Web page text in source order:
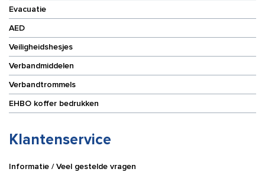
Evacuatie
AED
Veiligheidshesjes
Verbandmiddelen
Verbandtrommels
EHBO koffer bedrukken
Klantenservice
Informatie / Veel gestelde vragen